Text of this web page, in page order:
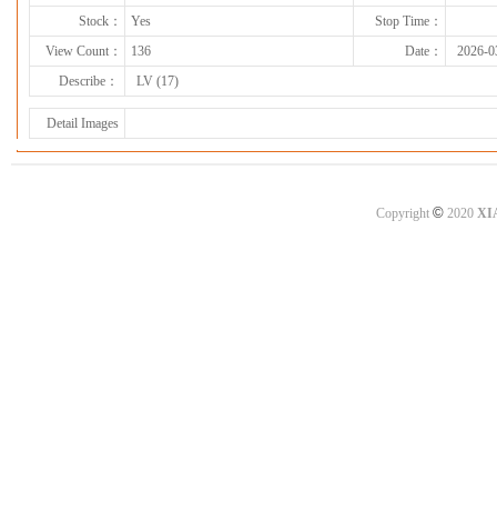
Stock：
Yes
Stop Time：
View Count：
136 Date：
2026-
Describe：
LV (17)
Detail Images
Copyright ©2020